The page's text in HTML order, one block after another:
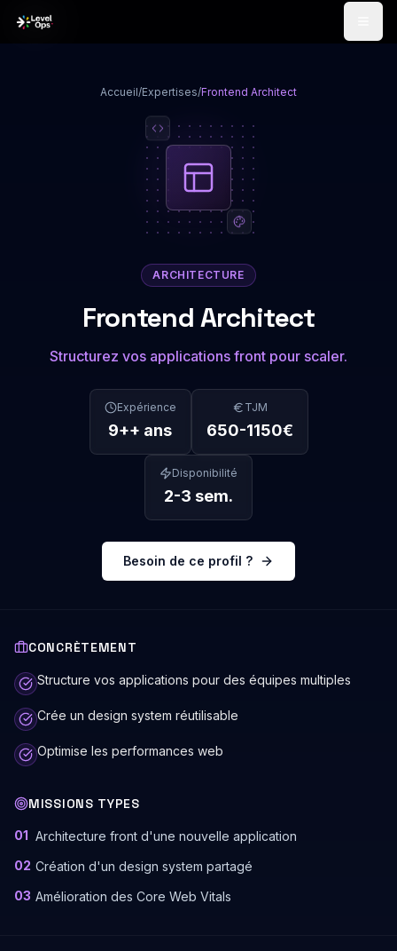
Accueil/Expertises/Frontend Architect
ARCHITECTURE
Frontend Architect
Structurez vos applications front pour scaler.
Expérience
9++ ans
TJM
650-1150€
Disponibilité
2-3 sem.
Besoin de ce profil ?
CONCRÈTEMENT
Structure vos applications pour des équipes multiples
Crée un design system réutilisable
Optimise les performances web
MISSIONS TYPES
01 Architecture front d'une nouvelle application
02 Création d'un design system partagé
03 Amélioration des Core Web Vitals